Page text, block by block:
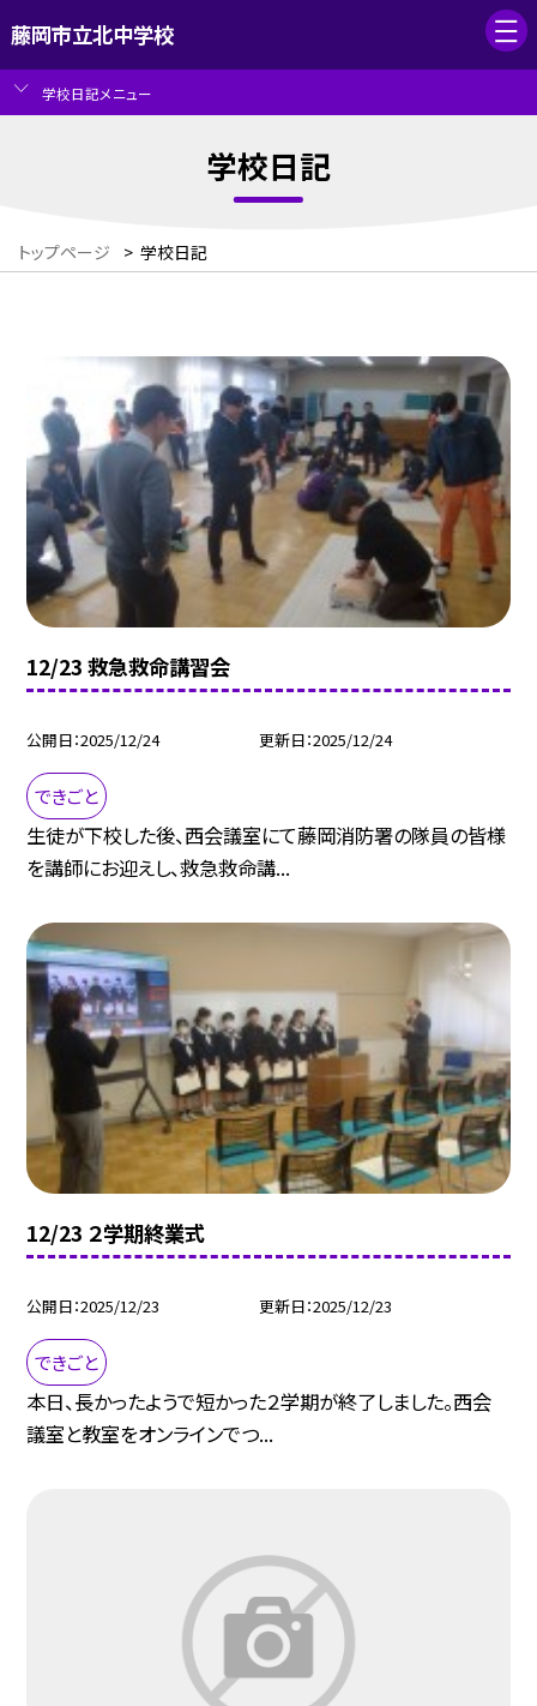
藤岡市立北中学校
学校日記メニュー
学校日記
トップページ > 学校日記
12/23 救急救命講習会
公開日 2025/12/24 更新日 2025/12/24
できごと
生徒が下校した後、西会議室にて藤岡消防署の隊員の皆様
を講師にお迎えし、救急救命講...
12/23 ２学期終業式
公開日 2025/12/23 更新日 2025/12/23
できごと
本日、長かったようで短かった２学期が終了しました。西会
議室と教室をオンラインでつ...